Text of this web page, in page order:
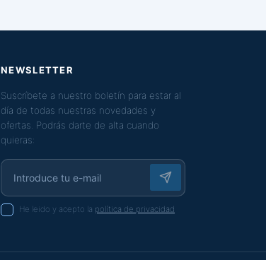
NEWSLETTER
Suscríbete a nuestro boletín para estar al
día de todas nuestras novedades y
ofertas. Podrás darte de alta cuando
quieras:
He leido y acepto la política de privacidad